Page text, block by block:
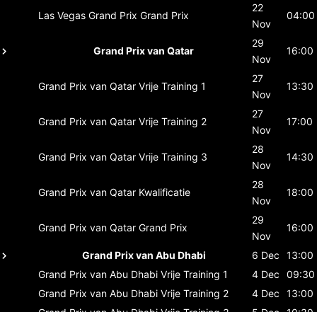
Las Vegas Grand Prix Grand Prix
22
Nov
04:00
Grand Prix van Qatar
29
Nov
16:00
Grand Prix van Qatar Vrije Training 1
27
Nov
13:30
Grand Prix van Qatar Vrije Training 2
27
Nov
17:00
Grand Prix van Qatar Vrije Training 3
28
Nov
14:30
Grand Prix van Qatar Kwalificatie
28
Nov
18:00
Grand Prix van Qatar Grand Prix
29
Nov
16:00
Grand Prix van Abu Dhabi 6 Dec
13:00
Grand Prix van Abu Dhabi Vrije Training 1 4 Dec
09:30
Grand Prix van Abu Dhabi Vrije Training 2 4 Dec
13:00